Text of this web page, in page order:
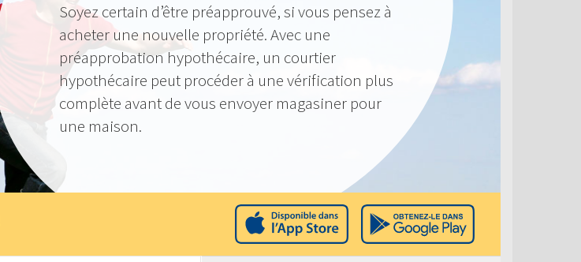
Soyez certain d’être préapprouvé, si vous pensez à
acheter une nouvelle propriété. Avec une
préapprobation hypothécaire, un courtier
hypothécaire peut procéder à une vérification plus
complète avant de vous envoyer magasiner pour
une maison.